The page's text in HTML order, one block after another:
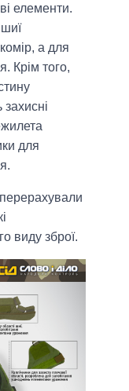
елементи.
а для
Крім того,
для
виду зброї.